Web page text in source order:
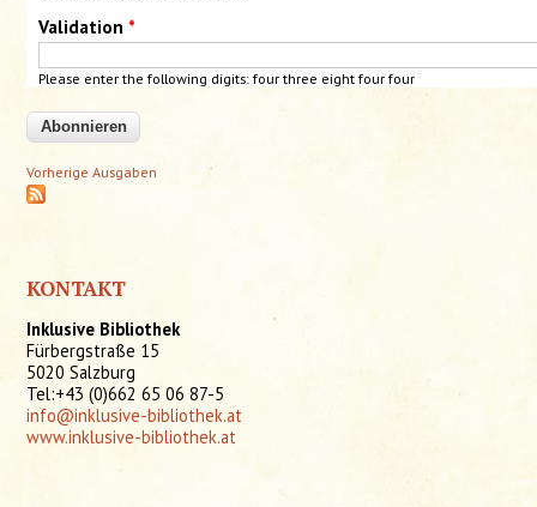
Validation *
Please enter the following digits: four three eight four four
Vorherige Ausgaben
KONTAKT
Inklusive Bibliothek
Fürbergstraße 15
5020 Salzburg
Tel:+43 (0)662 65 06 87-5
info@inklusive-bibliothek.at
www.inklusive-bibliothek.at